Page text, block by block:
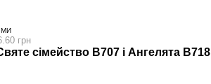
грн
сімейство В707 і Ангелята В718